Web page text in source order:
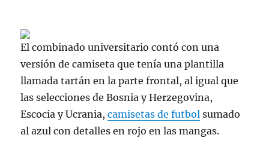
El combinado universitario contó con una
versión de camiseta que tenía una plantilla
llamada tartán en la parte frontal, al igual que
las selecciones de Bosnia y Herzegovina,
Escocia y Ucrania,camisetas de futbol sumado
al azul con detalles en rojo en las mangas.